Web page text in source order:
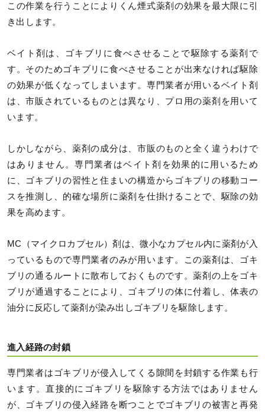
この作業を行うことによりくん煙式薬剤の効果を最大限に引
き出します。
ベイト剤は、ゴキブリに食べさせることで駆除する薬剤で
す。そのためゴキブリに食べさせることが出来なければ駆除
の効果が低くなってしまいます。専門業者が用いるベイト剤
は、市販されているものとは異なり、プロ用の薬剤を用いて
います。
しかしながら、薬剤の成分は、市販のものと全く違うわけで
はありません。専門業者はベイト剤を効果的に用いるため
に、ゴキブリの習性と住まいの構造からゴキブリの移動コー
スを推測し、的確な場所に薬剤を仕掛けることで、駆除の効
果を高めます。
MC（マイクロカプセル）剤は、微小なカプセル内に薬剤が入
っているもので専門業者のみが用います。この薬剤は、ゴキ
ブリの通るルートに散布しておくものです。薬剤の上をゴキ
ブリが通過することにより、ゴキブリの体に付着し、体表の
油分に反応して薬剤が染み出しゴキブリを駆除します。
進入経路の封鎖
専門業者はゴキブリが侵入してくる隙間を封鎖する作業も行
います。直接的にゴキブリを駆除する方法ではありません
が、ゴキブリの侵入経路を断つことでゴキブリの被害と再発